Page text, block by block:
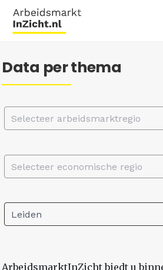
Data per thema
Selecteer arbeidsmarktregio
Selecteer economische regio
Leiden
ArbeidsmarktInZicht biedt u